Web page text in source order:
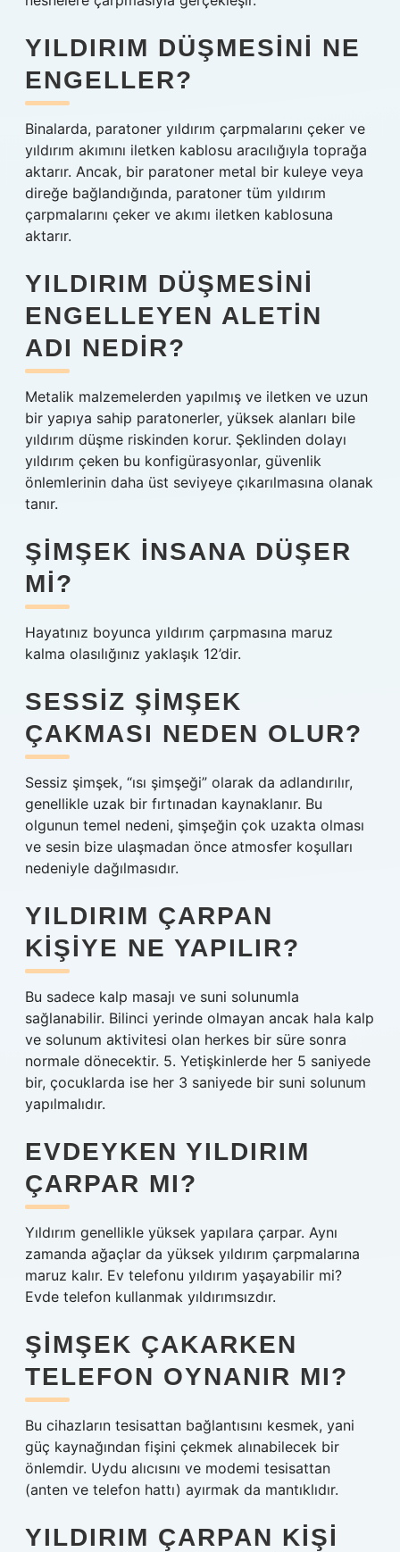
YILDIRIM DÜŞMESINI NE
ENGELLER?
Binalarda, paratoner yıldırım çarpmalarını çeker ve
yıldırım akımını iletken kablosu aracılığıyla toprağa
aktarır. Ancak, bir paratoner metal bir kuleye veya
direğe bağlandığında, paratoner tüm yıldırım
çarpmalarını çeker ve akımı iletken kablosuna
aktarır.
YILDIRIM DÜŞMESINI
ENGELLEYEN ALETIN
ADI NEDIR?
Metalik malzemelerden yapılmış ve iletken ve uzun
bir yapıya sahip paratonerler, yüksek alanları bile
yıldırım düşme riskinden korur. Şeklinden dolayı
yıldırım çeken bu konfigürasyonlar, güvenlik
önlemlerinin daha üst seviyeye çıkarılmasına olanak
tanır.
ŞIMŞEK INSANA DÜŞER
MI?
Hayatınız boyunca yıldırım çarpmasına maruz
kalma olasılığınız yaklaşık 12’dir.
SESSIZ ŞIMŞEK
ÇAKMASI NEDEN OLUR?
Sessiz şimşek, “ısı şimşeği” olarak da adlandırılır,
genellikle uzak bir fırtınadan kaynaklanır. Bu
olgunun temel nedeni, şimşeğin çok uzakta olması
ve sesin bize ulaşmadan önce atmosfer koşulları
nedeniyle dağılmasıdır.
YILDIRIM ÇARPAN
KIŞIYE NE YAPILIR?
Bu sadece kalp masajı ve suni solunumla
sağlanabilir. Bilinci yerinde olmayan ancak hala kalp
ve solunum aktivitesi olan herkes bir süre sonra
normale dönecektir. 5. Yetişkinlerde her 5 saniyede
bir, çocuklarda ise her 3 saniyede bir suni solunum
yapılmalıdır.
EVDEYKEN YILDIRIM
ÇARPAR MI?
Yıldırım genellikle yüksek yapılara çarpar. Aynı
zamanda ağaçlar da yüksek yıldırım çarpmalarına
maruz kalır. Ev telefonu yıldırım yaşayabilir mi?
Evde telefon kullanmak yıldırımsızdır.
ŞIMŞEK ÇAKARKEN
TELEFON OYNANIR MI?
Bu cihazların tesisattan bağlantısını kesmek, yani
güç kaynağından fişini çekmek alınabilecek bir
önlemdir. Uydu alıcısını ve modemi tesisattan
(anten ve telefon hattı) ayırmak da mantıklıdır.
YILDIRIM ÇARPAN KIŞI